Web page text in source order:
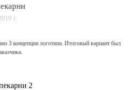
г.
3 концепции логотипа. Итоговый вариант был